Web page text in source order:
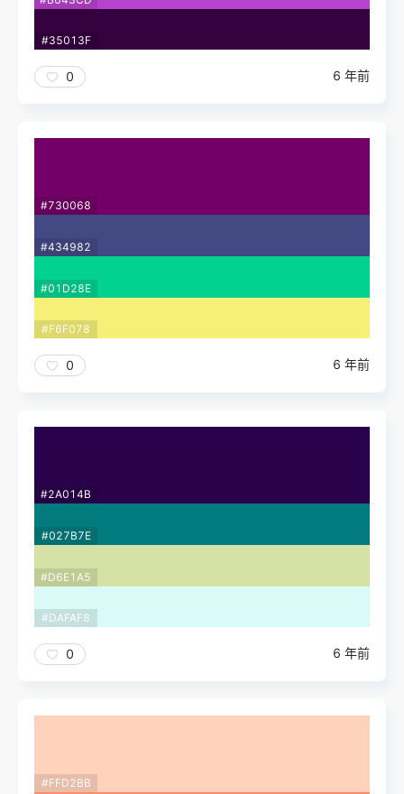
#35013F
0 6 年前
#730068
#434982
#01D28E
#F6F078
0 6 年前
#2A014B
#027B7E
#D6E1A5
#DAFAF8
0 6 年前
#FFD2BB